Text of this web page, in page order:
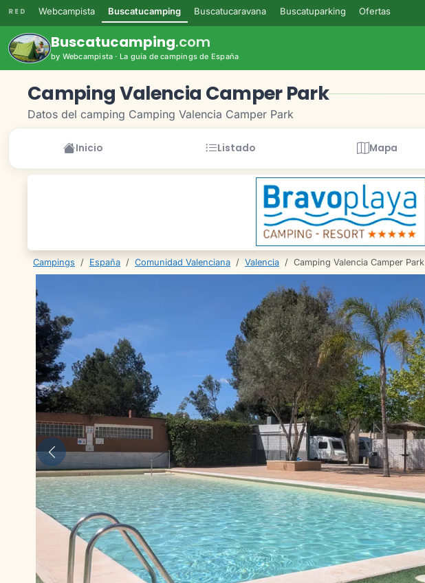
RED Webcampista Buscatucamping Buscatucaravana Buscatuparking Ofertas
Buscatucamping.com
by Webcampista · La guía de campings de España
Camping Valencia Camper Park
Datos del camping Camping Valencia Camper Park
Inicio Listado Mapa
Campings / España / Comunidad Valenciana / Valencia / Camping Valencia Camper Park
Anterior